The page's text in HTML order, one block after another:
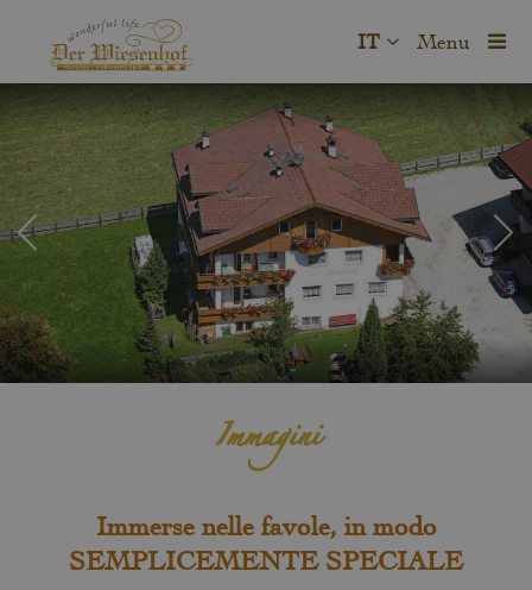
Menu
IT
Immagini
Immerse nelle favole, in modo
SEMPLICEMENTE SPECIALE